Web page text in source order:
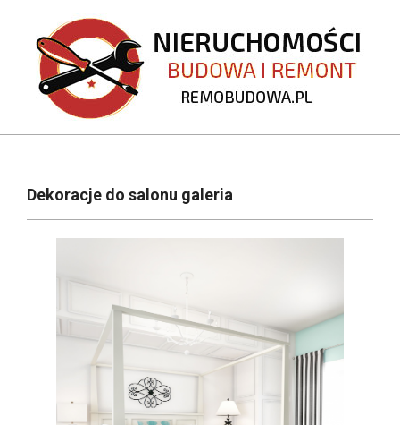
content
REMOBUDOWA.PL
NavigationDekoracje do salonu galeria